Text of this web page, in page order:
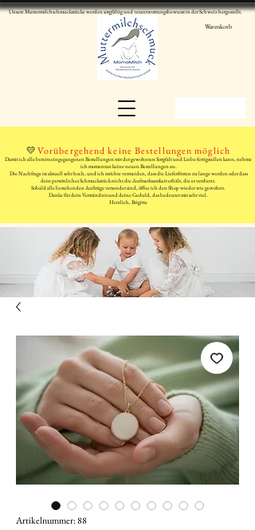
Unsere Muttermilchschmuckstücke werden sorgfältig und verantwortungsbewusst in der Schweiz hergestellt.
Warenkorb
💛Vorübergehend keine Bestellungen möglich
Damit ich alle bereits eingegangenen Bestellungen mit der gewohnten Sorgfalt und Liebe fertigstellen kann, nehme
ich momentan keine neuen Bestellungen an.
Die Nachfrage ist aktuell sehr hoch, und ich möchte vermeiden, dass die Lieferfristen zu lange werden oder dass
dein persönliches Schmuckstück nicht die Aufmerksamkeit erhält, die es verdient.
Sobald alle bestehenden Aufträge versendet sind, öffne ich den Shop wieder wie gewohnt.
Danke für dein Verständnis und deine Geduld, das bedeutet mir sehr viel.
Herzlich, Brigitte
Artikelnummer: 88